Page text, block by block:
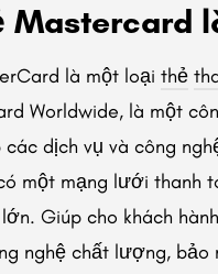
Mastercard
là một loại thẻ
Worldwide, là một
các dịch vụ và công
một mạng lưới thanh
Giúp cho khách
nghệ chất lượng,